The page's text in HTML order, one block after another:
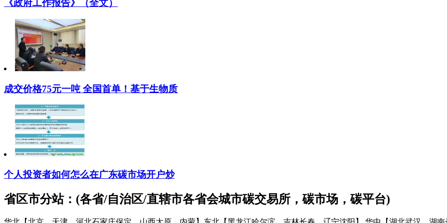
《政府工作报告》（全文）
成交价格75元一吨 全国首单！基于生物质
个人投资者如何怎么在广东碳市场开户炒
省区市分站：(各省/自治区/直辖市各省会城市碳交易所，碳市场，碳平台)